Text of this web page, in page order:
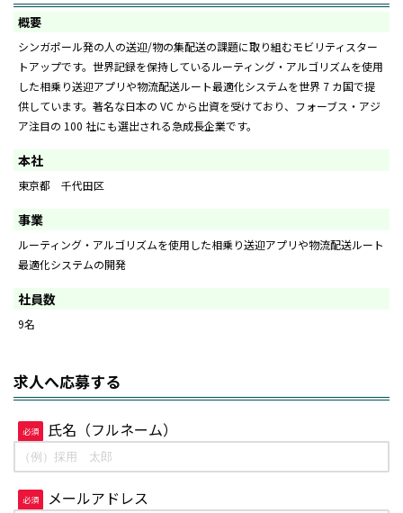
概要
シンガポール発の人の送迎/物の集配送の課題に取り組むモビリティスター
トアップです。世界記録を保持しているルーティング・アルゴリズムを使用
した相乗り送迎アプリや物流配送ルート最適化システムを世界 7 カ国で提
供しています。著名な日本の VC から出資を受けており、フォーブス・アジ
ア注目の 100 社にも選出される急成長企業です。
本社
東京都 千代田区
事業
ルーティング・アルゴリズムを使用した相乗り送迎アプリや物流配送ルート
最適化システムの開発
社員数
9名
求人へ応募する
必須 氏名（フルネーム）
必須 メールアドレス